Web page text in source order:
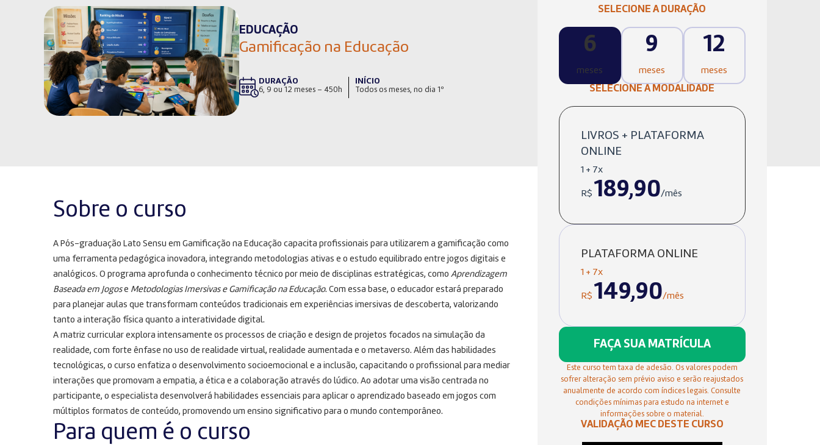
EDUCAÇÃO
Gamificação na Educação
DURAÇÃO
6, 9 ou 12 meses – 450h
INÍCIO
Todos os meses, no dia 1º
Sobre o curso
A Pós-graduação Lato Sensu em Gamificação na Educação capacita profissionais para utilizarem a gamificação como
uma ferramenta pedagógica inovadora, integrando metodologias ativas e o estudo equilibrado entre jogos digitais e
analógicos. O programa aprofunda o conhecimento técnico por meio de disciplinas estratégicas, como Aprendizagem
Baseada em Jogose Metodologias Imersivas e Gamificação na Educação. Com essa base, o educador estará preparado
para planejar aulas que transformam conteúdos tradicionais em experiências imersivas de descoberta, valorizando
tanto a interação física quanto a interatividade digital.
A matriz curricular explora intensamente os processos de criação e design de projetos focados na simulação da
realidade, com forte ênfase no uso de realidade virtual, realidade aumentada e o metaverso. Além das habilidades
tecnológicas, o curso enfatiza o desenvolvimento socioemocional e a inclusão, capacitando o profissional para mediar
interações que promovam a empatia, a ética e a colaboração através do lúdico. Ao adotar uma visão centrada no
participante, o especialista desenvolverá habilidades essenciais para aplicar o aprendizado baseado em jogos com
múltiplos formatos de conteúdo, promovendo um ensino significativo para o mundo contemporâneo.
Para quem é o curso
SELECIONE A DURAÇÃO
6
meses
9
meses
12
meses
SELECIONE A MODALIDADE
LIVROS + PLATAFORMA
ONLINE
1 + 7x
R$ 189,90/mês
PLATAFORMA ONLINE
1 + 7x
R$ 149,90/mês
FAÇA SUA MATRÍCULA
Este curso tem taxa de adesão. Os valores podem
sofrer alteração sem prévio aviso e serão reajustados
anualmente de acordo com índices legais. Consulte
condições mínimas para estudo na internet e
informações sobre o material.
VALIDAÇÃO MEC DESTE CURSO